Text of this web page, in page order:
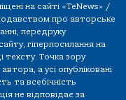
на сайті «TeNews» /
про авторське
передруку
гіперпосилання на
тексту. Точка зору
а усі опубліковані
та всебічність
не відповідає за